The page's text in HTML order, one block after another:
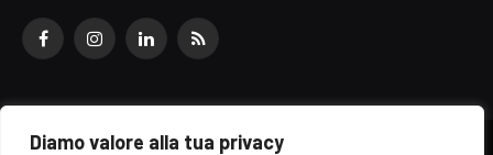
Diamo valore alla tua privacy
FacebookInstagramLinkedInRSS